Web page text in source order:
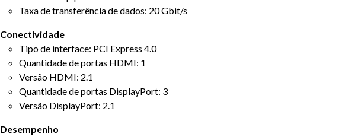
Taxa de transferência de dados: 20 Gbit/s
Conectividade
Tipo de interface: PCI Express 4.0
Quantidade de portas HDMI: 1
Versão HDMI: 2.1
Quantidade de portas DisplayPort: 3
Versão DisplayPort: 2.1
Desempenho